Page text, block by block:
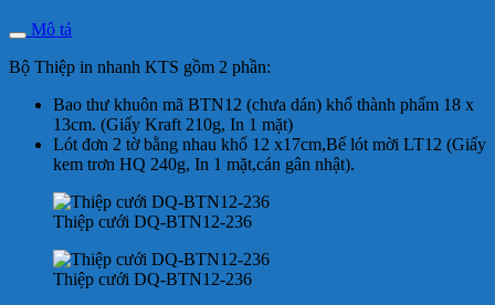
Mô tả
Bộ Thiệp in nhanh KTS gồm 2 phần:
Bao thư khuôn mã BTN12 (chưa dán) khổ thành phẩm 18 x
13cm. (Giấy Kraft 210g, In 1 mặt)
Lót đơn 2 tờ bằng nhau khổ 12 x17cm,Bế lót mời LT12 (Giấy
kem trơn HQ 240g, In 1 mặt,cán gân nhật).
Thiệp cưới DQ-BTN12-236
Thiệp cưới DQ-BTN12-236